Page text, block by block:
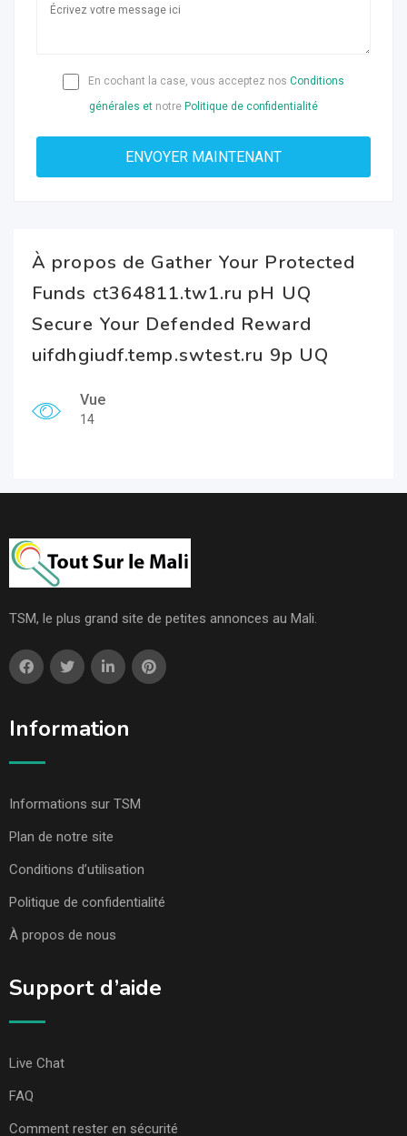
En cochant la case, vous acceptez nos Conditions
générales et notre Politique de confidentialité
À propos de Gather Your Protected
Funds ct364811.tw1.ru pH UQ
Secure Your Defended Reward
uifdhgiudf.temp.swtest.ru 9p UQ
Vue
14
TSM, le plus grand site de petites annonces au Mali.
Information
Informations sur TSM
Plan de notre site
Conditions d’utilisation
Politique de confidentialité
À propos de nous
Support d’aide
Live Chat
FAQ
Comment rester en sécurité